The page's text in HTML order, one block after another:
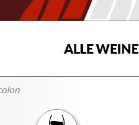
ALLE WEINE